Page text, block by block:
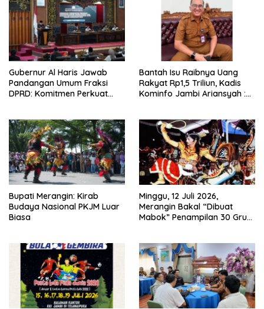
Gubernur Al Haris Jawab
Pandangan Umum Fraksi
DPRD: Komitmen Perkuat
Bantah Isu Raibnya Uang
Rakyat Rp1,5 Triliun, Kadis
Kominfo Jambi Ariansyah :
Sejak 2002
Bupati Merangin: Kirab
Budaya Nasional PKJM Luar
Biasa
Minggu, 12 Juli 2026,
Merangin Bakal “Dibuat
Mabok” Penampilan 30 Grup